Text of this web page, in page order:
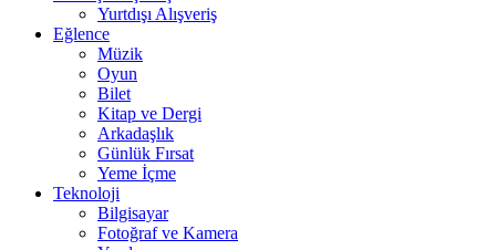
Yurtdışı Alışveriş
Eğlence
Müzik
Oyun
Bilet
Kitap ve Dergi
Arkadaşlık
Günlük Fırsat
Yeme İçme
Teknoloji
Bilgisayar
Fotoğraf ve Kamera